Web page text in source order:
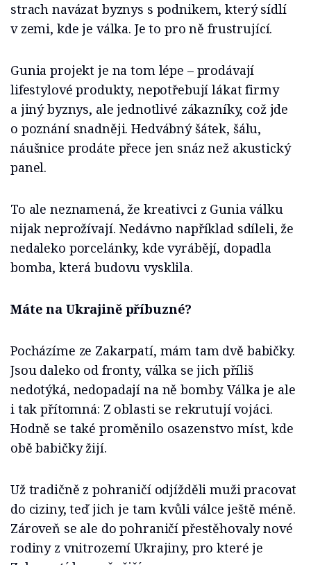
strach navázat byznys s podnikem, který sídlí
v zemi, kde je válka. Je to pro ně frustrující.
Gunia projekt je na tom lépe – prodávají
lifestylové produkty, nepotřebují lákat firmy
a jiný byznys, ale jednotlivé zákazníky, což jde
o poznání snadněji. Hedvábný šátek, šálu,
náušnice prodáte přece jen snáz než akustický
panel.
To ale neznamená, že kreativci z Gunia válku
nijak neprožívají. Nedávno například sdíleli, že
nedaleko porcelánky, kde vyrábějí, dopadla
bomba, která budovu vysklila.
Máte na Ukrajině příbuzné?
Pocházíme ze Zakarpatí, mám tam dvě babičky.
Jsou daleko od fronty, válka se jich příliš
nedotýká, nedopadají na ně bomby. Válka je ale
i tak přítomná: Z oblasti se rekrutují vojáci.
Hodně se také proměnilo osazenstvo míst, kde
obě babičky žijí.
Už tradičně z pohraničí odjížděli muži pracovat
do ciziny, teď jich je tam kvůli válce ještě méně.
Zároveň se ale do pohraničí přestěhovaly nové
rodiny z vnitrozemí Ukrajiny, pro které je